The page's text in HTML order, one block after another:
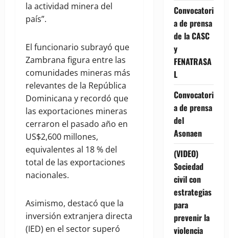
la actividad minera del
país”.
El funcionario subrayó que
Zambrana figura entre las
comunidades mineras más
relevantes de la República
Dominicana y recordó que
las exportaciones mineras
cerraron el pasado año en
US$2,600 millones,
equivalentes al 18 % del
total de las exportaciones
nacionales.
Asimismo, destacó que la
inversión extranjera directa
(IED) en el sector superó
Convocatori
a de prensa
de la CASC
y
FENATRASA
L
Convocatori
a de prensa
del
Asonaen
(VIDEO)
Sociedad
civil con
estrategias
para
prevenir la
violencia